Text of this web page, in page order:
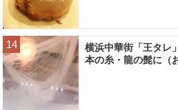
横浜中華街「王タレ
本の糸・龍の髭に（